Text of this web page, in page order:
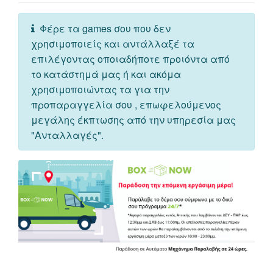
Φέρε τα games σου που δεν
χρησιμοποιείς και αντάλλαξέ τα
επιλέγοντας οποιαδήποτε προιόντα από
το κατάστημά μας ή και ακόμα
χρησιμοποιώντας τα για την
προπαραγγελία σου , επωφελούμενος
μεγάλης έκπτωσης από την υπηρεσία μας
"Ανταλλαγές".